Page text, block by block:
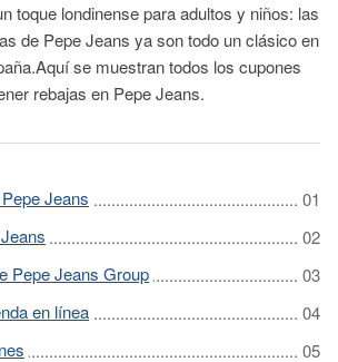
toque londinense para adultos y niños: las
de Pepe Jeans ya son todo un clásico en
se muestran todos los cupones
rebajas en Pepe Jeans.
Jeans
Pepe Jeans Group
en línea